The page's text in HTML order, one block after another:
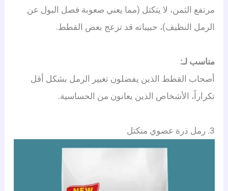
مرتفع الثمن، لا يتكتل (مما يعني صعوبة فصل البول عن
الرمل النظيف)، حبيباته قد تزعج بعض القطط.
مناسب لـ:
أصحاب القطط الذين يفضلون تغيير الرمل بشكل أقل
تكراراً، الأشخاص الذين يعانون من الحساسية.